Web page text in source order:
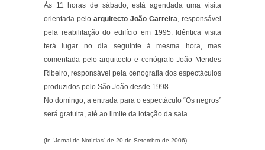
Às 11 horas de sábado, está agendada uma visita
orientada pelo arquitecto João Carreira , responsável
pela reabilitação do edifício em 1995. Idêntica visita
terá lugar no dia seguinte à mesma hora, mas
comentada pelo arquitecto e cenógrafo João Mendes
Ribeiro, responsável pela cenografia dos espectáculos
produzidos pelo São João desde 1998.
No domingo, a entrada para o espectáculo “Os negros”
será gratuita, até ao limite da lotação da sala.
(In “Jornal de Notícias” de 20 de Setembro de 2006)